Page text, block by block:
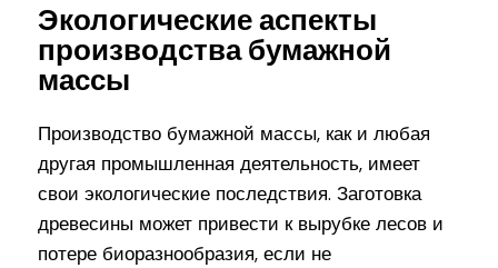
Экологические аспекты
производства бумажной
массы
Производство бумажной массы, как и любая
другая промышленная деятельность, имеет
свои экологические последствия. Заготовка
древесины может привести к вырубке лесов и
потере биоразнообразия, если не